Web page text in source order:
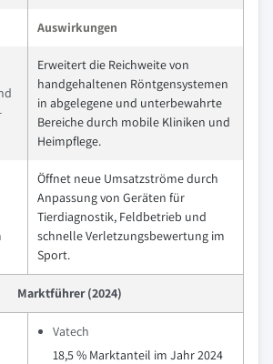
Auswirkungen
Erweitert die Reichweite von
handgehaltenen Röntgensystemen
in abgelegene und unterbewahrte
Bereiche durch mobile Kliniken und
Heimpflege.
Öffnet neue Umsatzströme durch
Anpassung von Geräten für
Tierdiagnostik, Feldbetrieb und
schnelle Verletzungsbewertung im
Sport.
Marktführer (2024)
Vatech
18,5 % Marktanteil im Jahr 2024